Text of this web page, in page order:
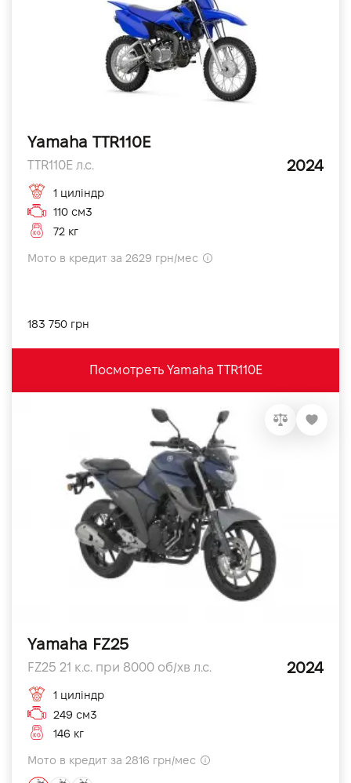
Yamaha TTR110E
TTR110E л.с. 2024
1 циліндр
110 см3
72 кг
Мото в кредит за 2629 грн/мес
183 750 грн
Посмотреть Yamaha TTR110E
Yamaha FZ25
FZ25 21 к.с. при 8000 об/хв л.с. 2024
1 циліндр
249 см3
146 кг
Мото в кредит за 2816 грн/мес